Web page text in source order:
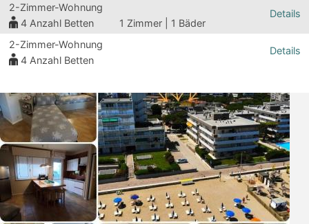
2-Zimmer-Wohnung
4 Anzahl Betten 1 Zimmer | 1 Bäder
Details
2-Zimmer-Wohnung
4 Anzahl Betten
Details